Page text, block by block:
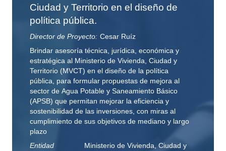
Ciudad y Territorio en el diseño de
política pública.
Director de Proyecto: Cesar Ruíz
Brindar asesoría técnica, jurídica, económica y
estratégica al Ministerio de Vivienda, Ciudad y
Territorio (MVCT) en el diseño de la política
pública, para formular propuestas de mejora al
sector de Agua Potable y Saneamiento Básico
(APSB) que permitan mejorar la eficiencia y
sostenibilidad de las inversiones, con miras al
cumplimiento de sus objetivos de mediano y largo
plazo
Entidad
Ministerio de Vivienda, Ciudad y